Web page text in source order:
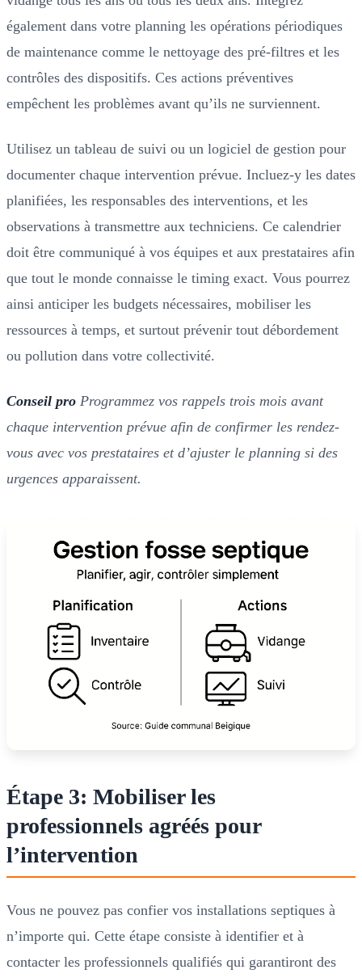
également dans votre planning les opérations périodiques
de maintenance comme le nettoyage des pré-filtres et les
contrôles des dispositifs. Ces actions préventives
empêchent les problèmes avant qu’ils ne surviennent.
Utilisez un tableau de suivi ou un logiciel de gestion pour
documenter chaque intervention prévue. Incluez-y les dates
planifiées, les responsables des interventions, et les
observations à transmettre aux techniciens. Ce calendrier
doit être communiqué à vos équipes et aux prestataires afin
que tout le monde connaisse le timing exact. Vous pourrez
ainsi anticiper les budgets nécessaires, mobiliser les
ressources à temps, et surtout prévenir tout débordement
ou pollution dans votre collectivité.
Conseil pro Programmez vos rappels trois mois avant
chaque intervention prévue afin de confirmer les rendez-
vous avec vos prestataires et d’ajuster le planning si des
urgences apparaissent.
Étape 3: Mobiliser les
professionnels agréés pour
l’intervention
Vous ne pouvez pas confier vos installations septiques à
n’importe qui. Cette étape consiste à identifier et à
contacter les professionnels qualifiés qui garantiront des